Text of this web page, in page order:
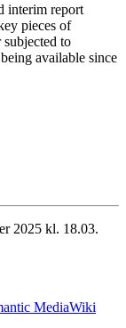
interim report
pieces of
subjected to
available since
2025 kl. 18.03.
MediaWiki